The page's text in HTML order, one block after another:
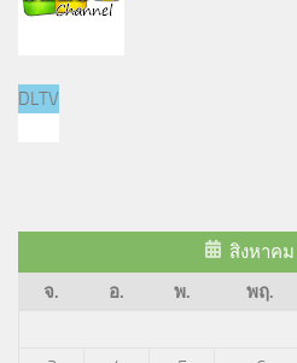
DLTV
สิงหาคม
จ.
อ. พ. พฤ.